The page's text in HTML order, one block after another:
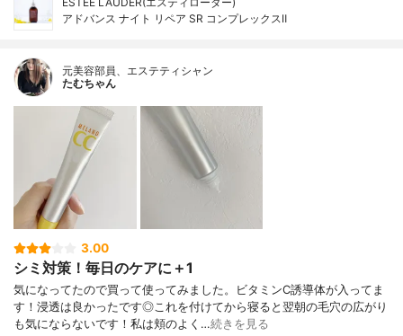
アドバンス ナイト リペア SR コンプレックスⅡ
元美容部員、エステティシャン
たむちゃん
3.00
シミ対策！毎日のケアに＋1
気になってたので買って使ってみました。ビタミンC誘導体が入ってま
す！浸透は良かったです◎これを付けてから寝ると翌朝の毛穴の広がり
も気にならないです！私は頬のよく…続きを見る